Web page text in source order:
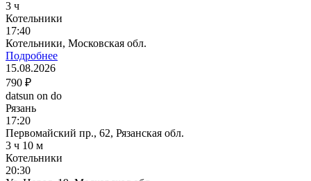
3 ч
Котельники
17:40
Котельники, Московская обл.
Подробнее
15.08.2026
790 ₽
datsun on do
Рязань
17:20
Первомайский пр., 62, Рязанская обл.
3 ч 10 м
Котельники
20:30